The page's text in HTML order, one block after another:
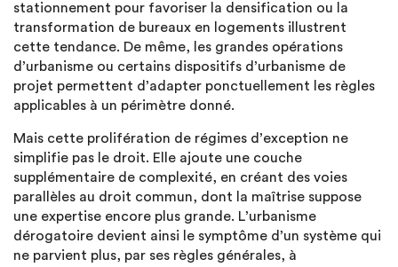
stationnement pour favoriser la densification ou la
transformation de bureaux en logements illustrent
cette tendance. De même, les grandes opérations
d’urbanisme ou certains dispositifs d’urbanisme de
projet permettent d’adapter ponctuellement les règles
applicables à un périmètre donné.
Mais cette prolifération de régimes d’exception ne
simplifie pas le droit. Elle ajoute une couche
supplémentaire de complexité, en créant des voies
parallèles au droit commun, dont la maîtrise suppose
une expertise encore plus grande. L’urbanisme
dérogatoire devient ainsi le symptôme d’un système qui
ne parvient plus, par ses règles générales, à